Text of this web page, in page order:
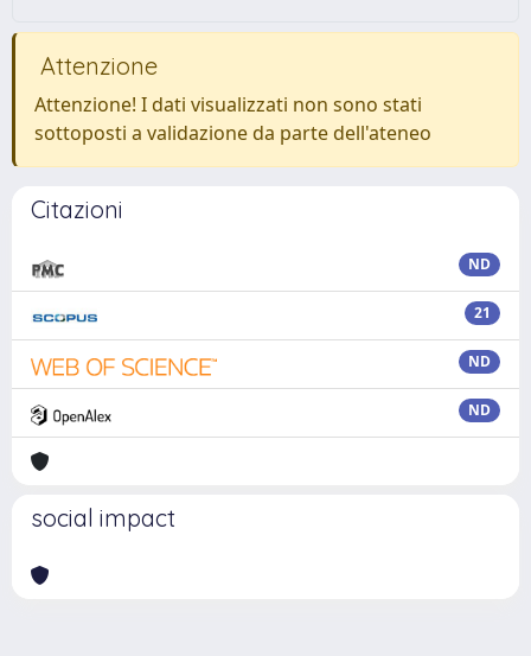
Attenzione
Attenzione! I dati visualizzati non sono stati
sottoposti a validazione da parte dell'ateneo
Citazioni
ND
21
ND
ND
social impact